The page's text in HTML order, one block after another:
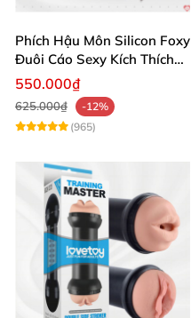
Phích Hậu Môn Silicon Foxy
Đuôi Cáo Sexy Kích Thích
Đỉnh Cao
550.000₫
625.000₫
-12%
(965)